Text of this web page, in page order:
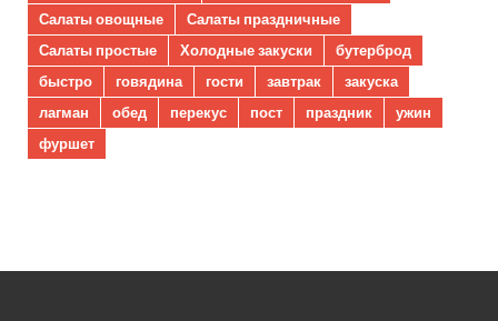
Салаты овощные
Салаты праздничные
Салаты простые
Холодные закуски
бутерброд
быстро
говядина гости завтрак
закуска
лагман
обед перекус пост праздник
ужин
фуршет